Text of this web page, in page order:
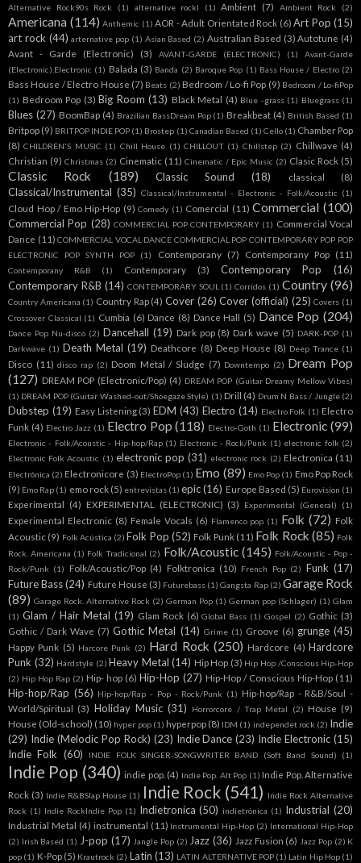
Alternative Rock90s Rock
(1) alternative rockl (1) Ambient (7) Ambient Rock (2)
Americana (114) Anthemic (1) AOR - Adult Orientated Rock (6) Art Pop (15)
art rock (44) arternative pop (1) Asian Based (2) Australian Based (3) Autotune (4)
Avant - Garde (Electronic)
(3) AVANT-GARDE (ELECTRONIC) (1)
Avant-Garde
(Electronic).Electronic (1) Balada (3) Banda (2) Baroque Pop (1) Bass House / Electro (2)
Bass House / Electro House (7) Beats (2) Bedroom / Lo-fi Pop (9) Bedroom / Lo-fiPop
(1) Bedroom Pop (3) Big Room (13) Black Metal (4) Blue -grass (1) Bluegrass (1)
Blues (27) BoomBap (4) Brazilian BassDream Pop (1) Breakbeat (4) British Based (1)
Britpop (9) BRITPOP INDIE POP (1) Brostep (1) Canadian Based (1) Cello (1) Chamber Pop
(8) CHILDREN'S MUSIC (1) Chill House (1) CHILLOUT (1) Chillstep (2) Chillwave (4)
Christian (9) Christmas (2) Cinematic (11) Cinematic / Epic Music (2) Clasic Rock (5)
Classic Rock (189) Classic Sound (18) classical (8)
Classical/Instrumental (35) Classical/Instrumental - Electronic - Folk/Acoustic (1)
Cloud Hop / Emo Hip-Hop (9) Comedy (1) Comercial (11) Commercial (100)
Commercial Pop (28) COMMERCIAL POP CONTEMPORARY (1) Commercial Vocal
Dance (11) COMMERCIAL VOCAL DANCE COMMERCIAL POP CONTEMPORARY POP POP
ELECTRONIC POP SYNTH POP
(1) Contemporany (7) Contemporany Pop (11)
Contemporany R&B (1) Contemporary (3) Contemporary Pop
(16)
Contemporary R&B (14) CONTEMPORARY SOUL (1) Corridos (1) Country (96)
Country Americana (1) Country Rap (4) Cover (26) Cover (official) (25) Covers (1)
Crossover Classical (1) Cumbia (6) Dance (8) Dance Hall (5) Dance Pop (204)
Dance Pop Nu-disco (2) Dancehall (19) Dark pop (8) Dark wave (5) DARK-POP (1)
Darkwave (1) Death Metal (19) Deathcore (8) Deep House (8) Deep Trance (1)
Disco (11) disco rap (2) Doom Metal / Sludge (7) Downtempo (2) Dream Pop
(127) DREAM POP (Electronic/Pop) (4) DREAM POP (Guitar Dreamy Mellow Vibes)
(1) DREAM POP (Guitar Washed-out/Shoegaze Style) (1) Drill (4) Drum N Bass / Jungle (2)
Dubstep (19) Easy Listening (3) EDM (43) Electro (14) Electro Folk (1) Electro
Funk (4) Electro Jazz (1) Electro Pop (118) Electro-Goth (1) Electronic (99)
Electronic - Folk/Acoustic - Hip-hop/Rap (1) Electronic - Rock/Punk (1) electronic folk (2)
Electronic Folk Acoustic (1) electronic pop (31) electronic rock (2) Electronica (11)
Electrónica (2) Electronicore (3) ElectroPop (1) Emo (89) Emo Pop (1) Emo Pop Rock
(9) Emo Rap (1) emo rock (5) entrevistas (1) epic (16) Europe Based (5) Eurovision (1)
Experimental (4) EXPERIMENTAL (ELECTRONIC) (3) Experimental (General) (1)
Experimental Electronic (8) Female Vocals (6) Flamenco pop (1) Folk (72) Folk
Acoustic (9) Folk Acústica (2) Folk Pop (52) Folk Punk (11) Folk Rock (85) Folk
Rock. Americana (1) Folk Tradicional (2) Folk/Acoustic (145) Folk/Acoustic - Pop -
Rock/Punk (1) Folk/Acoustic/Pop (4) Folktronica (10) French Pop (2) Funk (17)
Future Bass (24) Future House (3) Futurebass (1) Gangsta Rap (2) Garage Rock
(89) Garage Rock. Alternative Rock (2) German Pop (1) German pop (Schlager) (1) Glam
(1) Glam / Hair Metal (19) Glam Rock (6) Global Bass (1) Gospel (2) Gothic (3)
Gothic / Dark Wave (7) Gothic Metal (14) Grime (1) Groove (6) grunge (45)
Happy Punk (5) Harcore Punk (2) Hard Rock (250) Hardcore (4) Hardcore
Punk (32) Hardstyle (2) Heavy Metal (14) Hip Hop (3) Hip Hop /Conscious Hip-Hop
(2) Hip Hop Rap (2) Hip- hop (6) Hip-Hop (27) Hip-Hop / Conscious Hip-Hop (11)
Hip-hop/Rap (56) Hip-hop/Rap - Pop - Rock/Punk (1) Hip-hop/Rap - R&B/Soul -
World/Spiritual (3) Holiday Music (31) Horrorcore / Trap Metal (2) House (9)
House (Old-school) (10) hyper pop (1) hyperpop (8) IDM (1) independet rock (2) Indie
(29) Indie (Melodic Pop Rock) (23) Indie Dance (23) Indie Electronic (15)
Indie Folk (60) INDIE FOLK SINGER-SONGWRITER BAND (Soft Band Sound) (1)
Indie Pop (340) indie pop. (4) Indie Pop. Alt Pop (1) Indie Pop. Alternative
Rock (3) Indie R&BSlap House (1) Indie Rock (541) Indie Rock Alternative
Rock (1) Indie RockIndie Pop (1) Indietronica (50) indietrónica (1) Industrial (20)
Industrial Metal (4) instrumental (11) Instrumental Hip-Hop (2) International Hip-Hop
(2) Irish Based (1) J-pop (17) Jangle Pop (2) Jazz (36) Jazz Fusion (6) Jazz Pop (2) K
pop (1) K-Pop (5) Krautrock (2) Latin (13) LATIN ALTERNATIVE POP (1) Latin Hip Hop (1)